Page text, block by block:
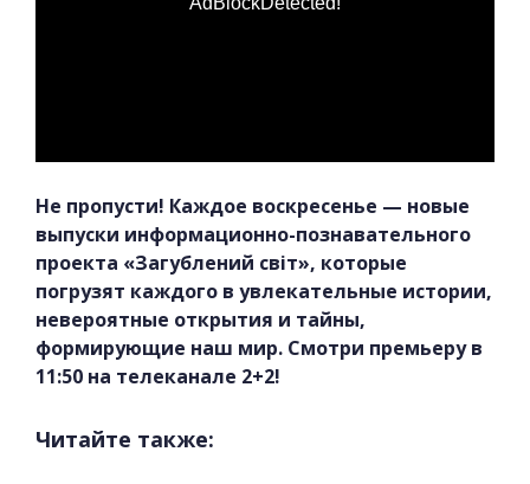
Не пропусти! Каждое воскресенье — новые
выпуски информационно-познавательного
проекта «Загублений світ», которые
погрузят каждого в увлекательные истории,
невероятные открытия и тайны,
формирующие наш мир. Смотри премьеру в
11:50 на телеканале 2+2!
Читайте также: